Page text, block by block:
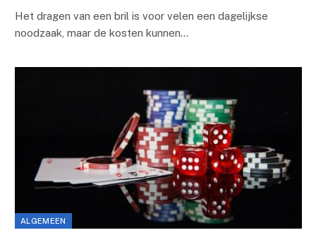
Het dragen van een bril is voor velen een dagelijkse
noodzaak, maar de kosten kunnen…
ALGEMEEN